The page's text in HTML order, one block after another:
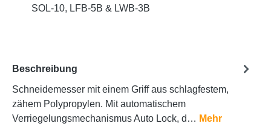
SOL-10, LFB-5B & LWB-3B
Beschreibung
Schneidemesser mit einem Griff aus schlagfestem,
zähem Polypropylen. Mit automatischem
Verriegelungsmechanismus Auto Lock, d… Mehr